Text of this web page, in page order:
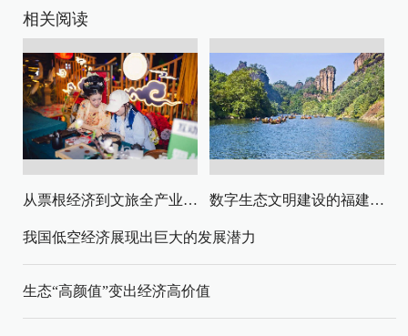
相关阅读
从票根经济到文旅全产业链升级 数字生态文明建设的福建路径与启示
我国低空经济展现出巨大的发展潜力
生态“高颜值”变出经济高价值